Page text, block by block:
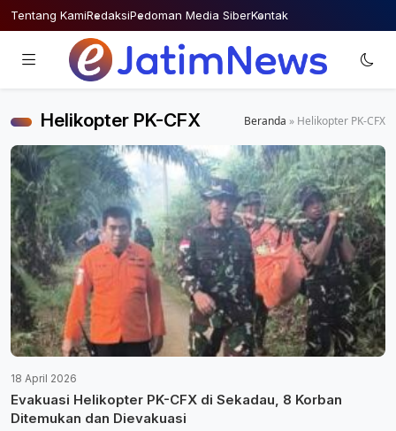
Skip
to
Tentang KamiRedaksiPedoman Media SiberKontak
Helikopter PK-CFX Beranda » Helikopter PK-CFX
18 April 2026
Evakuasi Helikopter PK-CFX di Sekadau, 8 Korban
Ditemukan dan Dievakuasi